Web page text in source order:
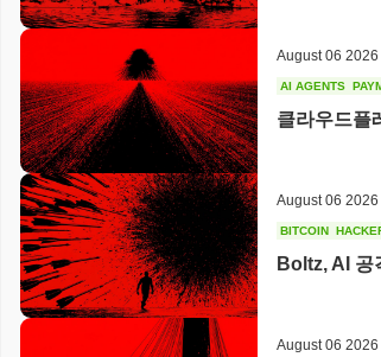
BankCoin은 어떻게 보안이 유지되나요?
BankCoin은 권한 증명(Proof of Authority, PoA)이
의 신뢰할 수 있는 검증자가 거래를 검증하고 새로
참여할 수 있도록 하여 네트워크 보안을 강화하고
BankCoin은 어떤 논란이나 위험에 직면했
BankCoin은 극심한 변동성과 러그풀 가능성에 대
대한 경고를 불러일으켰습니다. 또한, 이 프로젝트
논란과 법적 문제를 초래했습니다. 이러한 요소들
있는 선택이 되게 합니다.
BankCoin (BANK) FAQ – 핵심 지표
August 06 2026
AI AGENTS
클라우드플
August 06 2026
BITCOIN
Boltz, AI 공
August 06 2026